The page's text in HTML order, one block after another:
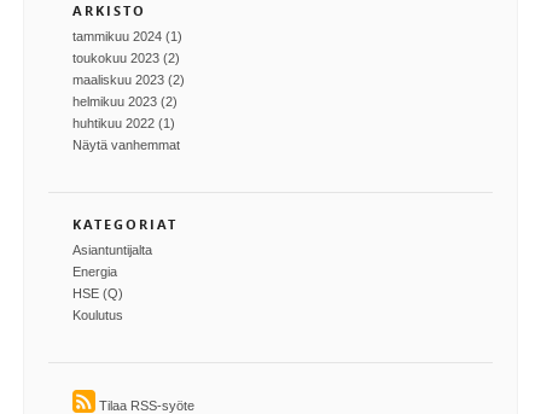
ARKISTO
tammikuu 2024 (1)
toukokuu 2023 (2)
maaliskuu 2023 (2)
helmikuu 2023 (2)
huhtikuu 2022 (1)
Näytä vanhemmat
KATEGORIAT
Asiantuntijalta
Energia
HSE (Q)
Koulutus
Tilaa RSS-syöte